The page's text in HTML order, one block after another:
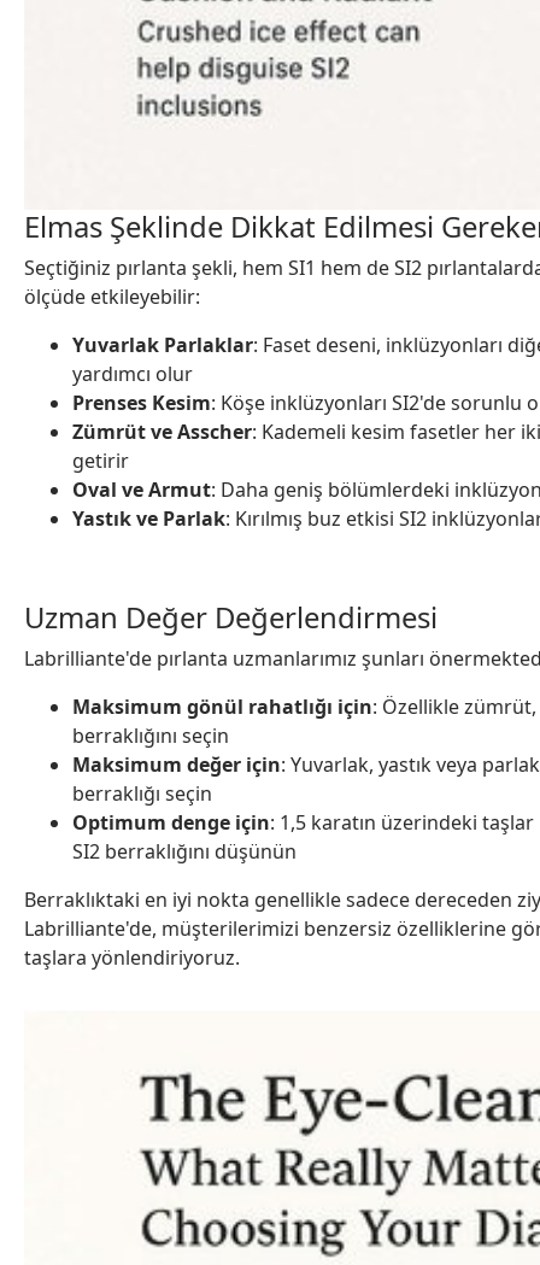
Elmas Şeklinde Dikkat Edilmesi
Seçtiğiniz pırlanta şekli, hem SI1 hem de SI2
ölçüde etkileyebilir:
Yuvarlak Parlaklar: Faset deseni, inklüzyonları
yardımcı olur
Prenses Kesim: Köşe inklüzyonları SI2'de sorunlu
Zümrüt ve Asscher: Kademeli kesim fasetler her
getirir
Oval ve Armut: Daha geniş bölümlerdeki
Yastık ve Parlak: Kırılmış buz etkisi SI2
Uzman Değer Değerlendirmesi
Labrilliante'de pırlanta uzmanlarımız şunları
Maksimum gönül rahatlığı için: Özellikle
berraklığını seçin
Maksimum değer için: Yuvarlak, yastık veya
berraklığı seçin
Optimum denge için: 1,5 karatın üzerindeki
SI2 berraklığını düşünün
Berraklıktaki en iyi nokta genellikle sadece dereceden
Labrilliante'de, müşterilerimizi benzersiz özelliklerine
taşlara yönlendiriyoruz.